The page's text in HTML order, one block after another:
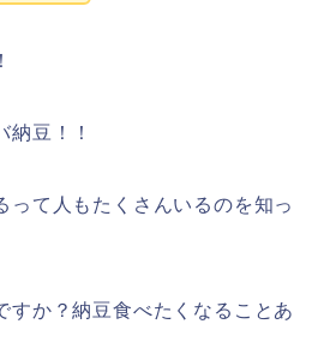
納豆！！
って人もたくさんいるのを知っ
すか？納豆食べたくなることあ